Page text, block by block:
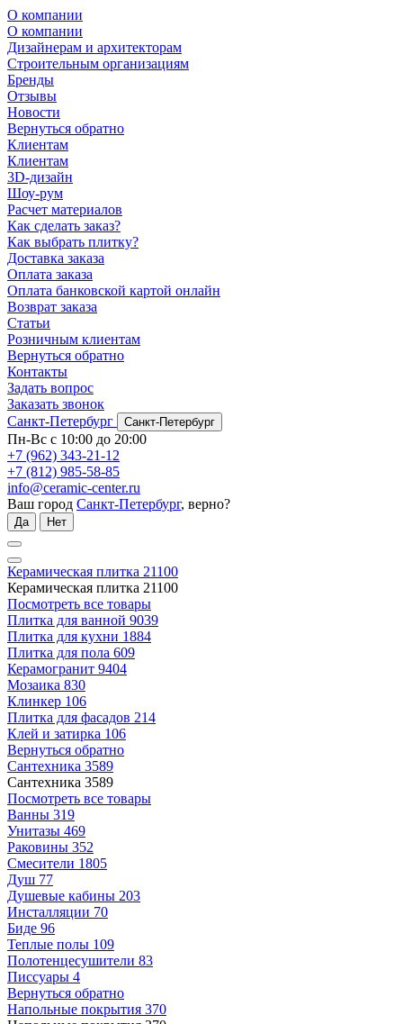
О компании
О компании
Дизайнерам и архитекторам
Строительным организациям
Бренды
Отзывы
Новости
Вернуться обратно
Клиентам
Клиентам
3D-дизайн
Шоу-рум
Расчет материалов
Как сделать заказ?
Как выбрать плитку?
Доставка заказа
Оплата заказа
Оплата банковской картой онлайн
Возврат заказа
Статьи
Розничным клиентам
Вернуться обратно
Контакты
Задать вопрос
Заказать звонок
Санкт-Петербург
Санкт-Петербург
Пн-Вс с 10:00 до 20:00
+7 (962) 343-21-12
+7 (812) 985-58-85
info@ceramic-center.ru
Ваш город Санкт-Петербург, верно?
Да Нет
Керамическая плитка 21100
Керамическая плитка 21100
Посмотреть все товары
Плитка для ванной 9039
Плитка для кухни 1884
Плитка для пола 609
Керамогранит 9404
Мозаика 830
Клинкер 106
Плитка для фасадов 214
Клей и затирка 106
Вернуться обратно
Сантехника 3589
Сантехника 3589
Посмотреть все товары
Ванны 319
Унитазы 469
Раковины 352
Смесители 1805
Душ 77
Душевые кабины 203
Инсталляции 70
Биде 96
Теплые полы 109
Полотенцесушители 83
Писсуары 4
Вернуться обратно
Напольные покрытия 370